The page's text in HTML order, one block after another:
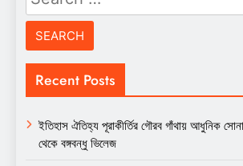
for:
Recent Posts
ইতিহাস ঐতিহ্য পূরাকীর্তির গৌরব গাঁথায় আধুনিক
থেকে বঙ্গবন্ধু ভিলেজ